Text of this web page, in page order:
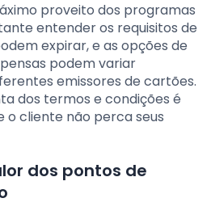
proveito dos programas
entender os requisitos de
expirar, e as opções de
podem variar
emissores de cartões.
dos termos e condições é
o cliente não perca seus
dos pontos de